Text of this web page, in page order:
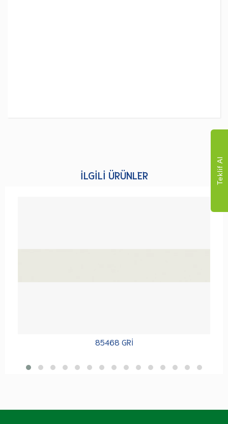
İLGILI ÜRÜNLER
85468 GRİ
Teklif Al